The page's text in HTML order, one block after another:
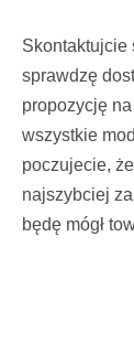
Skontaktujcie
sprawdzę
propozycję
wszystkie
poczujecie,
najszybciej
będę mógł